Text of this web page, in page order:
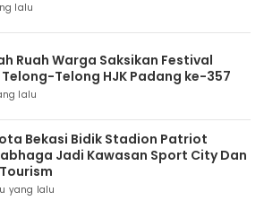
lalu
Ruah Warga Saksikan Festival
Telong HJK Padang ke-357
lalu
Bekasi Bidik Stadion Patriot
Jadi Kawasan Sport City Dan
yang lalu